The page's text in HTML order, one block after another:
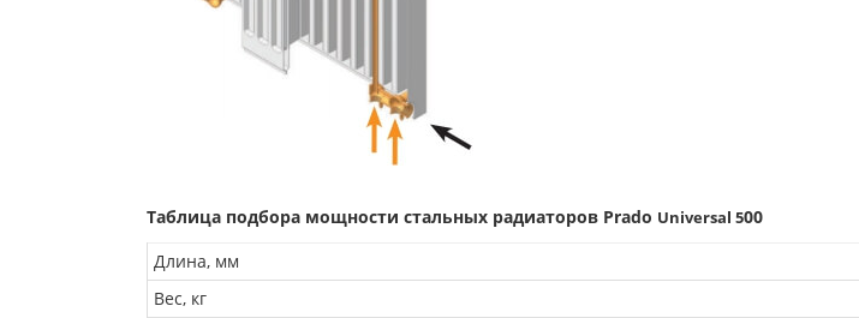
Таблица подбора мощности стальных радиаторов Prado Universal 500
Длина, мм
Вес, кг